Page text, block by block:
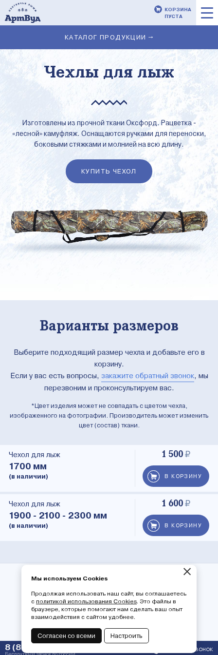
КОРЗИНА
ПУСТА
КАТАЛОГ ПРОДУКЦИИ →
Чехлы для лыж
Изготовлены из прочной ткани Оксфорд. Рацветка -
«лесной» камуфляж. Оснащаются ручками для переноски,
боковыми стяжками и молнией на всю длину.
КУПИТЬ ЧЕХОЛ
Варианты размеров
Выберите подходящий размер чехла и добавьте его в
корзину.
Если у вас есть вопросы, закажите обратный звонок, мы
перезвоним и проконсультируем вас.
*Цвет изделия может не совпадать с цветом чехла,
изображенного на фотографии. Производитель может изменить
цвет (состав) ткани.
Чехол для лыж
1700 мм
(в наличии)
1 500
В КОРЗИНУ
Чехол для лыж
1900 - 2100 - 2300 мм
(в наличии)
1 600
В КОРЗИНУ
© 2026 ООО «СОЛО» — ПРОИЗВОДСТВО
Политика конфиденциальности
8 (800) 550-77-06
Бесплатный звонок по России
ЗАКАЗАТЬ ЗВОНОК
×
Мы используем Cookies
Продолжая использовать наш сайт, вы соглашаетесь
с политикой использования Cookies. Это файлы в
браузере, которые помогают нам сделать ваш опыт
взаимодействия с сайтом удобнее.
Согласен со всеми Настроить